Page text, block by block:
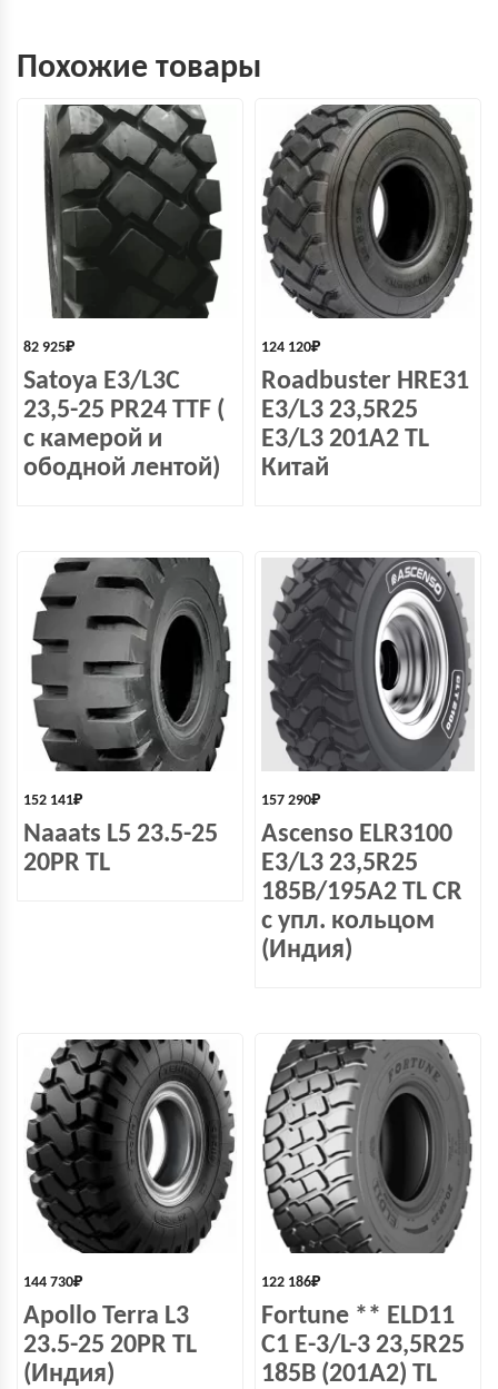
Похожие товары
82 925₽
Satoya E3/L3C
23,5-25 PR24 TTF (
с камерой и
ободной лентой)
124 120₽
Roadbuster HRE31
E3/L3 23,5R25
E3/L3 201A2 TL
Китай
152 141₽
Naaats L5 23.5-25
20PR TL
157 290₽
Ascenso ELR3100
E3/L3 23,5R25
185B/195A2 TL CR
с упл. кольцом
(Индия)
144 730₽
Apollo Terra L3
23.5-25 20PR TL
(Индия)
122 186₽
Fortune ** ELD11
C1 E-3/L-3 23,5R25
185B (201A2) TL